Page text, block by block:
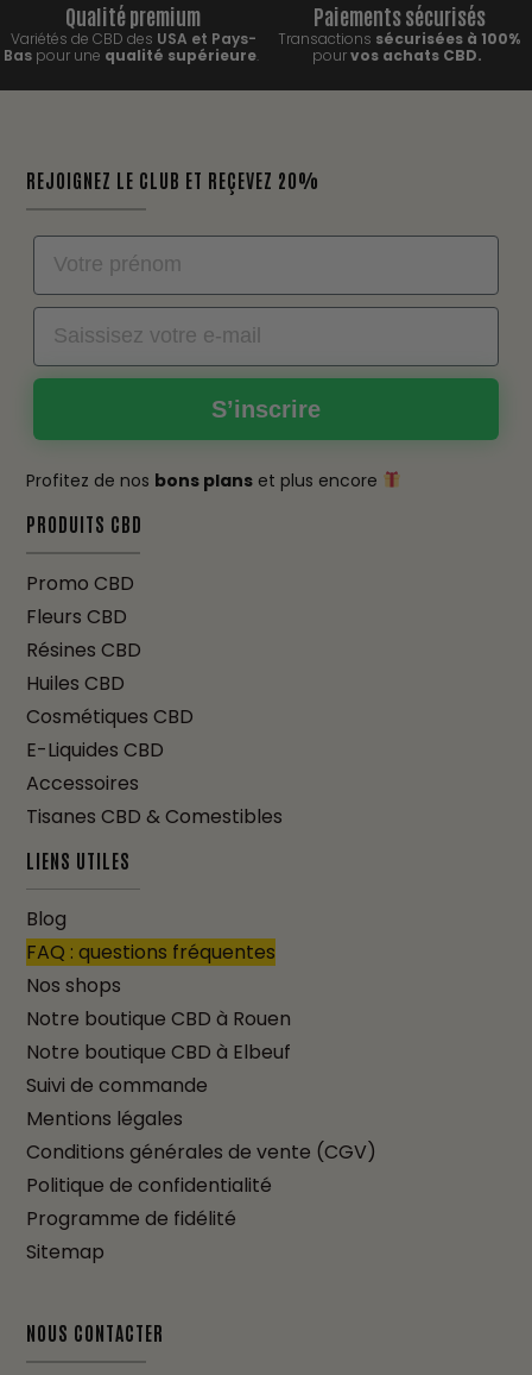
Qualité premium
Variétés de CBD des USA et Pays-
Bas pour une qualité supérieure.
Paiements sécurisés
Transactions sécurisées à 100%
pourvos achats CBD.
REJOIGNEZ LE CLUB ET REÇEVEZ 20%
Nom
Email
S’inscrire
Profitez de nos bons plans et plus encore
PRODUITS CBD
Promo CBD
Fleurs CBD
Résines CBD
Huiles CBD
Cosmétiques CBD
E-Liquides CBD
Accessoires
Tisanes CBD & Comestibles
LIENS UTILES
Blog
FAQ : questions fréquentes
Nos shops
Notre boutique CBD à Rouen
Notre boutique CBD à Elbeuf
Suivi de commande
Mentions légales
Conditions générales de vente (CGV)
Politique de confidentialité
Programme de fidélité
Sitemap
NOUS CONTACTER